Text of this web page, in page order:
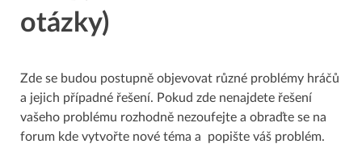
otázky)
Zde se budou postupně objevovat různé problémy hráčů
a jejich případné řešení. Pokud zde nenajdete řešení
vašeho problému rozhodně nezoufejte a obraďte se na
forum kde vytvořte nové téma a popište váš problém.